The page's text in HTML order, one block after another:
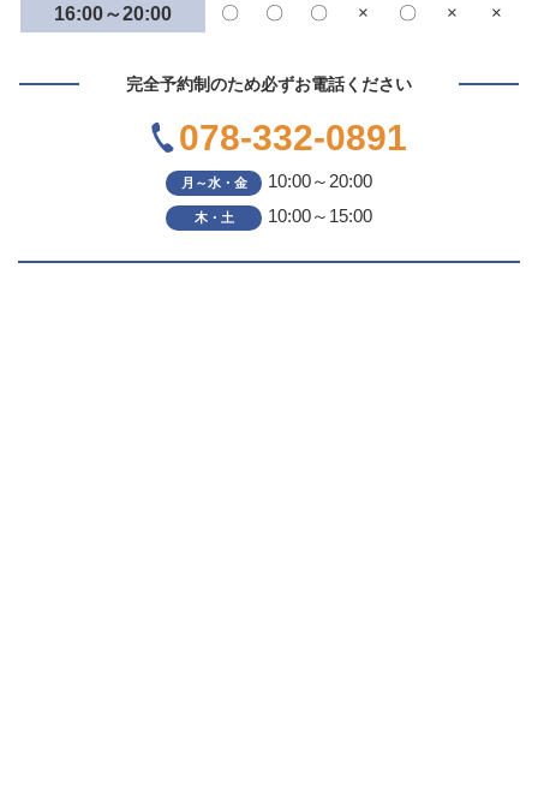
16:00～20:00
〇 〇 〇 × 〇 × ×
完全予約制のため必ずお電話ください
078-332-0891
月～水・金 10:00～20:00
木・土 10:00～15:00